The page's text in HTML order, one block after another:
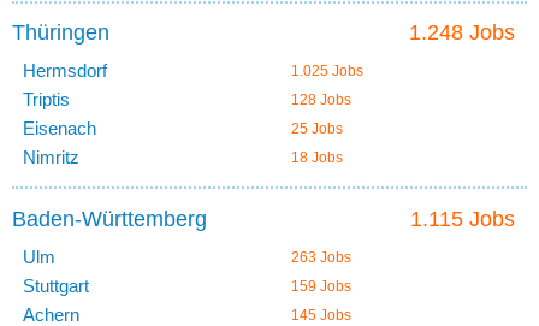
1.248 Jobs
Thüringen
Hermsdorf 1.025 Jobs
Triptis 128 Jobs
Eisenach 25 Jobs
Nimritz 18 Jobs
1.115 Jobs
Baden-Württemberg
Ulm 263 Jobs
Stuttgart 159 Jobs
Achern 145 Jobs